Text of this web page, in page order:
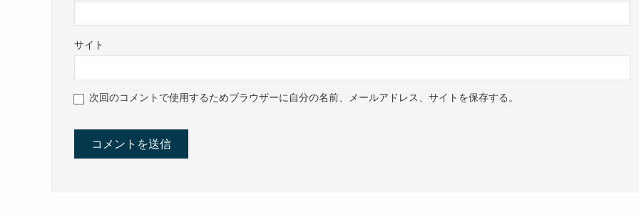
サイト
次回のコメントで使用するためブラウザーに自分の名前、メールアドレス、サイトを保存する。